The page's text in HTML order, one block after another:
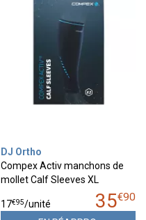
DJ Ortho
Compex Activ manchons de
mollet Calf Sleeves XL
35€90
17€95/unité